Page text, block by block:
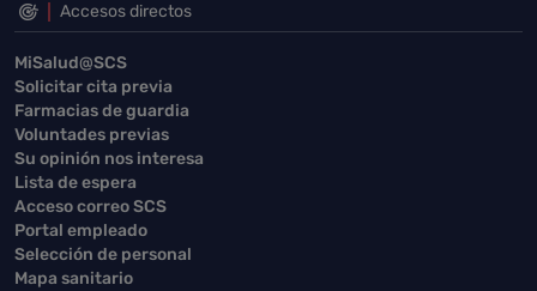
Accesos directos
MiSalud@SCS
Solicitar cita previa
Farmacias de guardia
Voluntades previas
Su opinión nos interesa
Lista de espera
Acceso correo SCS
Portal empleado
Selección de personal
Mapa sanitario